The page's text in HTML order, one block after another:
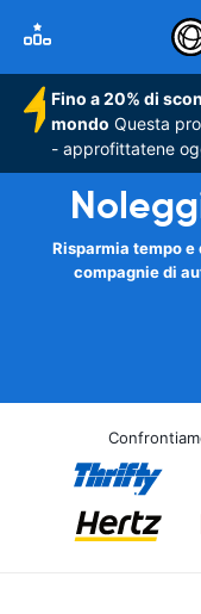
Fino a 20% di
mondo Questa
- approfittatene
Risparmia tempo
compagnie di